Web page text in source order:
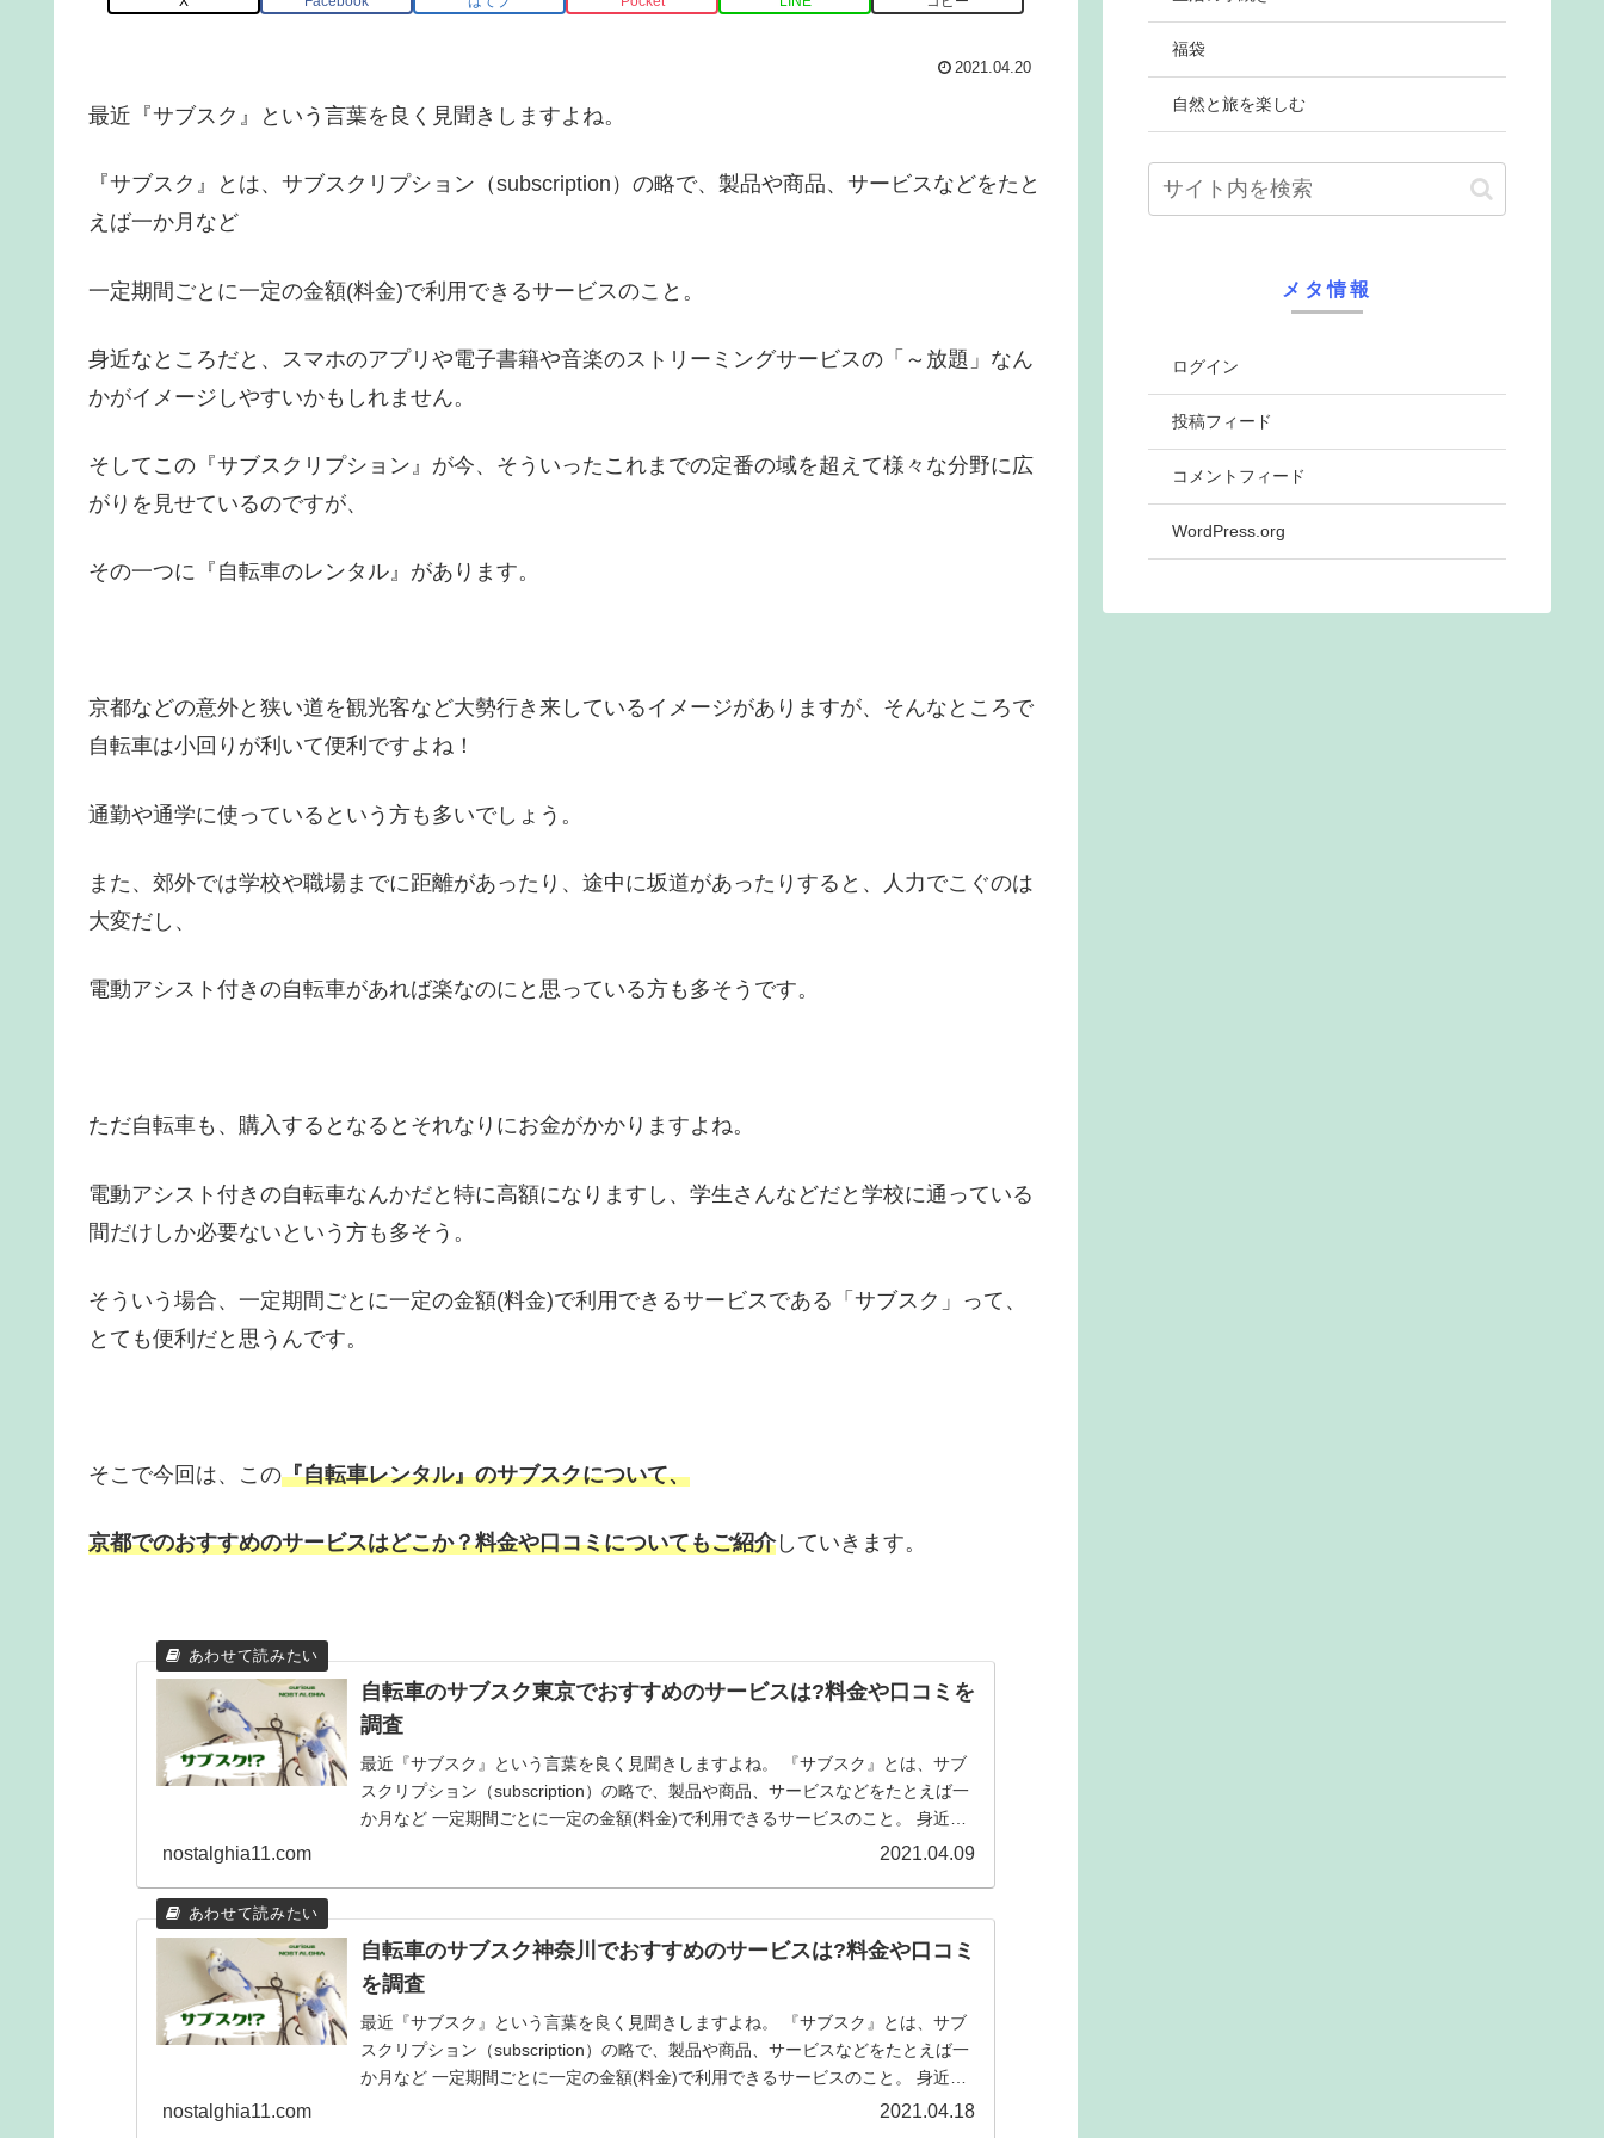
2021.04.20
最近『サブスク』という言葉を良く見聞きしますよね。
『サブスク』とは、サブスクリプション（subscription）の略で、製品や商品、サービスなどをたと
えば一か月など
一定期間ごとに一定の金額(料金)で利用できるサービスのこと。
身近なところだと、スマホのアプリや電子書籍や音楽のストリーミングサービスの「～放題」なん
かがイメージしやすいかもしれません。
そしてこの『サブスクリプション』が今、そういったこれまでの定番の域を超えて様々な分野に広
がりを見せているのですが、
その一つに『自転車のレンタル』があります。
京都などの意外と狭い道を観光客など大勢行き来しているイメージがありますが、そんなところで
自転車は小回りが利いて便利ですよね！
通勤や通学に使っているという方も多いでしょう。
また、郊外では学校や職場までに距離があったり、途中に坂道があったりすると、人力でこぐのは
大変だし、
電動アシスト付きの自転車があれば楽なのにと思っている方も多そうです。
ただ自転車も、購入するとなるとそれなりにお金がかかりますよね。
電動アシスト付きの自転車なんかだと特に高額になりますし、学生さんなどだと学校に通っている
間だけしか必要ないという方も多そう。
そういう場合、一定期間ごとに一定の金額(料金)で利用できるサービスである「サブスク」って、
とても便利だと思うんです。
そこで今回は、この『自転車レンタル』のサブスクについて、
京都でのおすすめのサービスはどこか？料金や口コミについてもご紹介していきます。
自転車のサブスク東京でおすすめのサービスは?料金や口コミを
調査
最近『サブスク』という言葉を良く見聞きしますよね。 『サブスク』とは、サブ
スクリプション（subscription）の略で、製品や商品、サービスなどをたとえば一
か月など 一定期間ごとに一定の金額(料金)で利用できるサービスのこと。 身近な
nostalghia11.com 2021.04.09
自転車のサブスク神奈川でおすすめのサービスは?料金や口コミ
を調査
最近『サブスク』という言葉を良く見聞きしますよね。 『サブスク』とは、サブ
スクリプション（subscription）の略で、製品や商品、サービスなどをたとえば一
か月など 一定期間ごとに一定の金額(料金)で利用できるサービスのこと。 身近な
nostalghia11.com 2021.04.18
福袋
自然と旅を楽しむ
メタ情報
ログイン
投稿フィード
コメントフィード
WordPress.org